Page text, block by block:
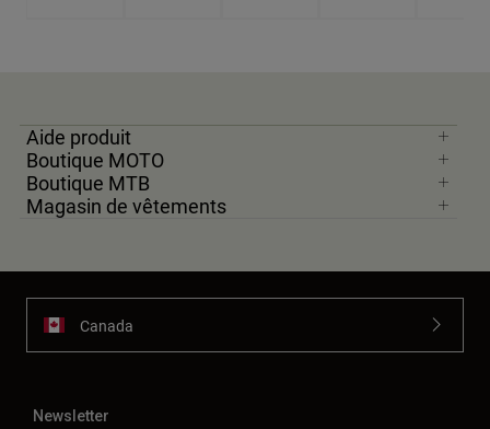
Aide produit
Boutique MOTO
Boutique MTB
Magasin de vêtements
Canada
Newsletter